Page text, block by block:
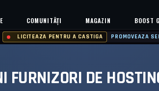
COMUNITĂȚI MAGAZIN BOOST
LICITEAZA PENTRU A CASTIGA PROMOVEAZA
FURNIZORI DE